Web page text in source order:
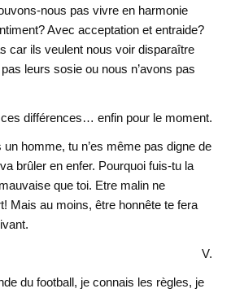
nous pas vivre en harmonie
Avec acceptation et entraide?
car ils veulent nous voir disparaître
leurs sosie ou nous n’avons pas
ces différences… enfin pour le moment.
un homme, tu n’es même pas digne de
brûler en enfer. Pourquoi fuis-tu la
que toi. Etre malin ne
Mais au moins, être honnête te fera
V.
du football, je connais les règles, je